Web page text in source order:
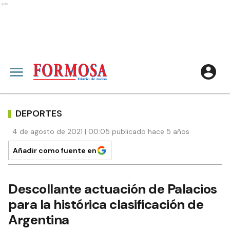
Ads
DEPORTES
4 de agosto de 2021 | 00:05 publicado hace 5 años
Añadir como fuente en
Descollante actuación de Palacios
para la histórica clasificación de
Argentina